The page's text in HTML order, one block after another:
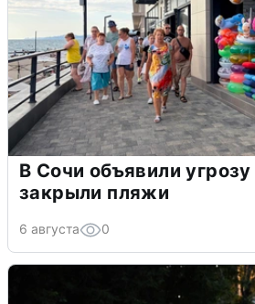
В Сочи объявили
закрыли пляжи
6 августа 0